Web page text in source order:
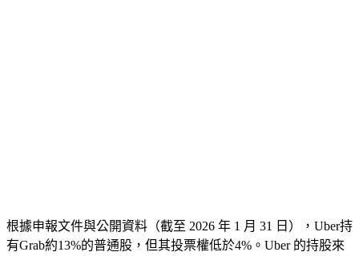
根據申報文件與公開資料（截至 2026 年 1 月 31 日），Uber持
有Grab約13%的普通股，但其投票權低於4%。Uber 的持股來